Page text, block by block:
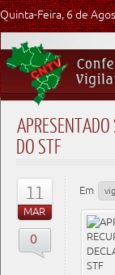
Quinta-Feira, 6 de
DO STF
11
MAR
0
Em